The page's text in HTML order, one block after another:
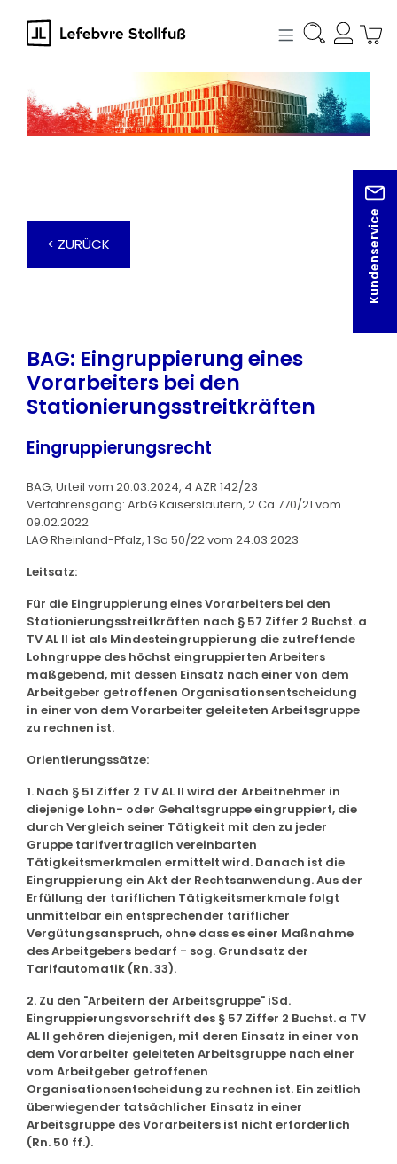
springen
Kundenservice
< ZURÜCK
BAG: Eingruppierung eines
Vorarbeiters bei den
Stationierungsstreitkräften
Eingruppierungsrecht
BAG, Urteil vom 20.03.2024, 4 AZR 142/23
Verfahrensgang: ArbG Kaiserslautern, 2 Ca 770/21 vom
09.02.2022
LAG Rheinland-Pfalz, 1 Sa 50/22 vom 24.03.2023
Leitsatz:
Für die Eingruppierung eines Vorarbeiters bei den
Stationierungsstreitkräften nach § 57 Ziffer 2 Buchst. a
TV AL II ist als Mindesteingruppierung die zutreffende
Lohngruppe des höchst eingruppierten Arbeiters
maßgebend, mit dessen Einsatz nach einer von dem
Arbeitgeber getroffenen Organisationsentscheidung
in einer von dem Vorarbeiter geleiteten Arbeitsgruppe
zu rechnen ist.
Orientierungssätze:
1. Nach § 51 Ziffer 2 TV AL II wird der Arbeitnehmer in
diejenige Lohn- oder Gehaltsgruppe eingruppiert, die
durch Vergleich seiner Tätigkeit mit den zu jeder
Gruppe tarifvertraglich vereinbarten
Tätigkeitsmerkmalen ermittelt wird. Danach ist die
Eingruppierung ein Akt der Rechtsanwendung. Aus der
Erfüllung der tariflichen Tätigkeitsmerkmale folgt
unmittelbar ein entsprechender tariflicher
Vergütungsanspruch, ohne dass es einer Maßnahme
des Arbeitgebers bedarf - sog. Grundsatz der
Tarifautomatik (Rn. 33).
2. Zu den "Arbeitern der Arbeitsgruppe" iSd.
Eingruppierungsvorschrift des § 57 Ziffer 2 Buchst. a TV
AL II gehören diejenigen, mit deren Einsatz in einer von
dem Vorarbeiter geleiteten Arbeitsgruppe nach einer
vom Arbeitgeber getroffenen
Organisationsentscheidung zu rechnen ist. Ein zeitlich
überwiegender tatsächlicher Einsatz in einer
Arbeitsgruppe des Vorarbeiters ist nicht erforderlich
(Rn. 50 ff.).